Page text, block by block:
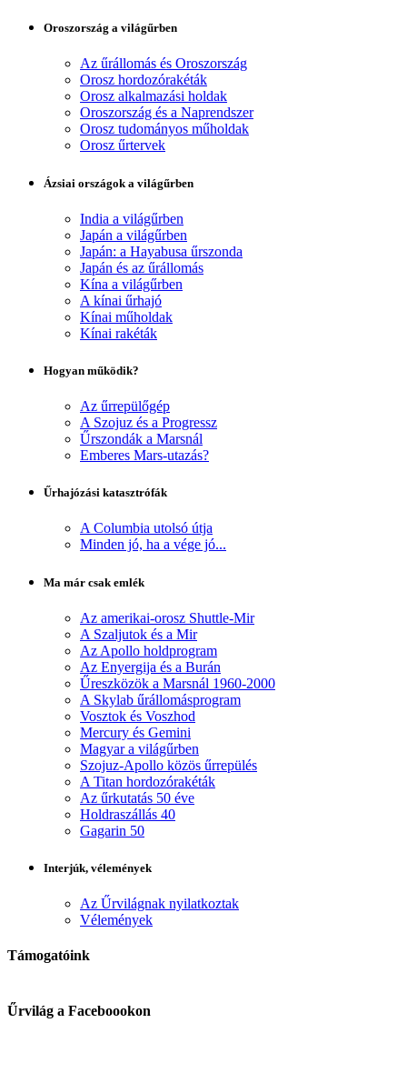
Oroszország a világűrben
Az űrállomás és Oroszország
Orosz hordozórakéták
Orosz alkalmazási holdak
Oroszország és a Naprendszer
Orosz tudományos műholdak
Orosz űrtervek
Ázsiai országok a világűrben
India a világűrben
Japán a világűrben
Japán: a Hayabusa űrszonda
Japán és az űrállomás
Kína a világűrben
A kínai űrhajó
Kínai műholdak
Kínai rakéták
Hogyan működik?
Az űrrepülőgép
A Szojuz és a Progressz
Űrszondák a Marsnál
Emberes Mars-utazás?
Űrhajózási katasztrófák
A Columbia utolsó útja
Minden jó, ha a vége jó...
Ma már csak emlék
Az amerikai-orosz Shuttle-Mir
A Szaljutok és a Mir
Az Apollo holdprogram
Az Enyergija és a Burán
Űreszközök a Marsnál 1960-2000
A Skylab űrállomásprogram
Vosztok és Voszhod
Mercury és Gemini
Magyar a világűrben
Szojuz-Apollo közös űrrepülés
A Titan hordozórakéták
Az űrkutatás 50 éve
Holdraszállás 40
Gagarin 50
Interjúk, vélemények
Az Űrvilágnak nyilatkoztak
Vélemények
Támogatóink
Űrvilág a Faceboookon